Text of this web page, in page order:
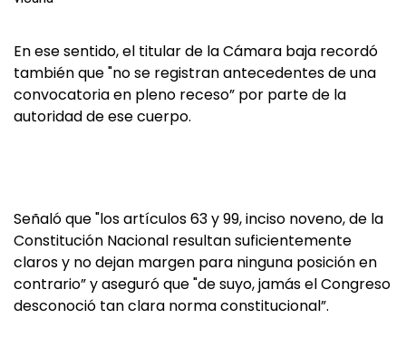
En ese sentido, el titular de la Cámara baja recordó
también que "no se registran antecedentes de una
convocatoria en pleno receso” por parte de la
autoridad de ese cuerpo.
Señaló que "los artículos 63 y 99, inciso noveno, de la
Constitución Nacional resultan suficientemente
claros y no dejan margen para ninguna posición en
contrario” y aseguró que "de suyo, jamás el Congreso
desconoció tan clara norma constitucional”.